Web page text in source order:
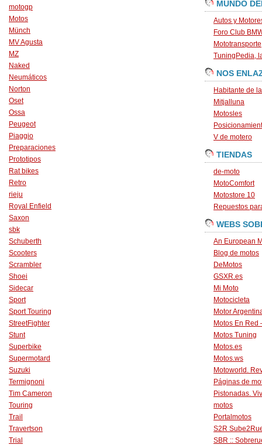
motogp
Motos
Münch
MV Agusta
MZ
Naked
Neumáticos
Norton
Oset
Ossa
Peugeot
Piaggio
Preparaciones
Prototipos
Rat bikes
Retro
rieju
Royal Enfield
Saxon
sbk
Schuberth
Scooters
Scrambler
Shoei
Sidecar
Sport
Sport Touring
StreetFighter
Stunt
Superbike
Supermotard
Suzuki
Termignoni
Tim Cameron
Touring
Trail
Travertson
Trial
MUNDO
Autos y
Foro Club
Mototransporte
TuningPedia,
NOS
Habitante de
Mitjalluna
Motosles
V de motero
TIENDAS
de-moto
MotoComfort
Motostore 10
Repuestos
WEBS
An European
Blog de motos
DeMotos
GSXR.es
Mi Moto
Motocicleta
Motor
Motos En Red
Motos Tuning
Motos.es
Motos.ws
Motoworld.
Páginas de
Pistonadas.
motos
Portalmotos
S2R
SBR ::